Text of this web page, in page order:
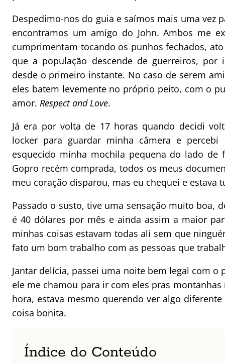
Despedimo-nos do guia e saímos mais uma vez
encontramos um amigo do John. Ambos me
cumprimentam tocando os punhos fechados,
que a população descende de guerreiros,
desde o primeiro instante. No caso de serem
eles batem levemente no próprio peito, com o
amor. Respect and Love.
Já era por volta de 17 horas quando decidi
locker para guardar minha câmera e
esquecido minha mochila pequena do lado de
Gopro recém comprada, todos os meus
meu coração disparou, mas eu chequei e estava
Passado o susto, tive uma sensação muito boa,
é 40 dólares por mês e ainda assim a maior
minhas coisas estavam todas ali sem que
fato um bom trabalho com as pessoas que
Jantar delícia, passei uma noite bem legal com o
ele me chamou para ir com eles pras
hora, estava mesmo querendo ver algo
coisa bonita.
Índice do Conteúdo